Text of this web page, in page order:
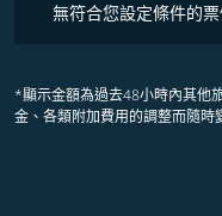
無符合您設定條件的
*顯示金額為過去48小時內其他
金、各類附加費用的調整而隨時